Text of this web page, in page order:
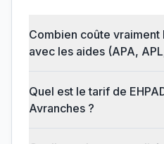
Combien coûte vraiment
avec les aides (APA,
Quel est le tarif de
Avranches ?